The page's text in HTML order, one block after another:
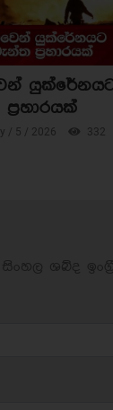
/ 5 / 2026 332